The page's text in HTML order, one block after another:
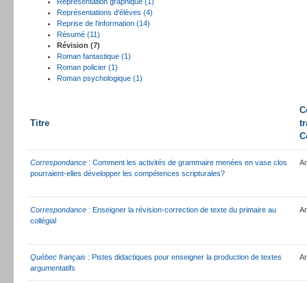
Représentations d'élèves (4)
Reprise de l'information (14)
Résumé (11)
Révision (7)
Roman fantastique (1)
Roman policier (1)
Roman psychologique (1)
Titre
Correspondance : Comment les activités de grammaire menées en vase clos
pourraient-elles développer les compétences scripturales?
Correspondance : Enseigner la révision-correction de texte du primaire au
collégial
Québec français : Pistes didactiques pour enseigner la production de textes
argumentatifs